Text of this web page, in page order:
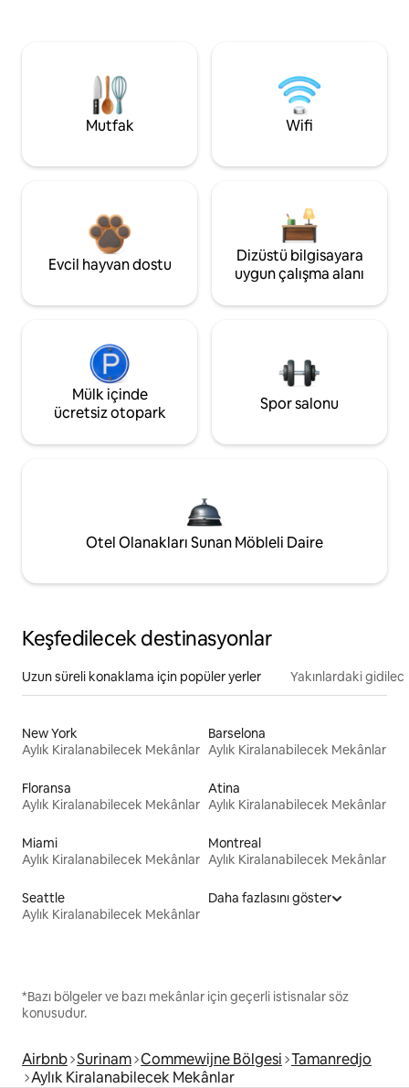
Mutfak Wifi
Evcil hayvan dostu
Dizüstü bilgisayara
uygun çalışma alanı
Mülk içinde
ücretsiz otopark
Spor salonu
Otel Olanakları Sunan Möbleli Daire
Keşfedilecek destinasyonlar
Uzun süreli konaklama için popüler yerler Yakınlardaki
New York
Aylık Kiralanabilecek Mekânlar
Barselona
Aylık Kiralanabilecek Mekânlar
Floransa
Aylık Kiralanabilecek Mekânlar
Atina
Aylık Kiralanabilecek Mekânlar
Miami
Aylık Kiralanabilecek Mekânlar
Montreal
Aylık Kiralanabilecek Mekânlar
Seattle
Aylık Kiralanabilecek Mekânlar
Daha fazlasını göster
*Bazı bölgeler ve bazı mekânlar için geçerli istisnalar söz
konusudur.
Airbnb Surinam Commewijne Bölgesi Tamanredjo
Aylık Kiralanabilecek Mekânlar